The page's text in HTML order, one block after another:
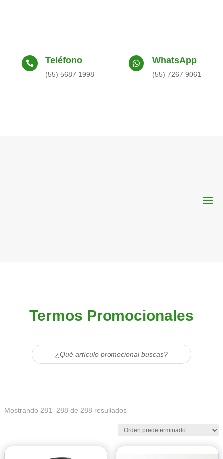
 Teléfono
(55) 5687 1998
 WhatsApp
(55) 7267 9061
Termos Promocionales
Mostrando 281–288 de 288 resultados